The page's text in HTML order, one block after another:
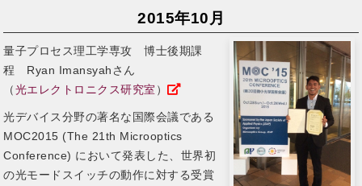
2015年10月
量子プロセス理工学専攻 博士後期課
程 Ryan Imansyahさん
（光エレクトロニクス研究室 ）
光デバイス分野の著名な国際会議である
MOC2015 (The 21th Microoptics
Conference) において発表した、世界初
の光モードスイッチの動作に対する受賞